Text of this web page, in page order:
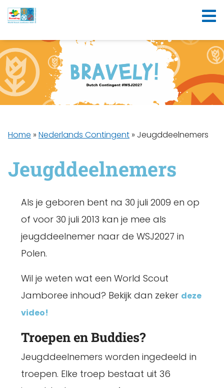
Home » Nederlands Contingent » Jeugddeelnemers
Jeugddeelnemers
Als je geboren bent na 30 juli 2009 en op
of voor 30 juli 2013 kan je mee als
jeugddeelnemer naar de WSJ2027 in
Polen.
Wil je weten wat een World Scout
Jamboree inhoud? Bekijk dan zeker deze
video!
Troepen en Buddies?
Jeugddeelnemers worden ingedeeld in
troepen. Elke troep bestaat uit 36